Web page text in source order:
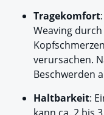
Tragekomfort
Weaving
verursachen.
Beschwerden
Haltbarkeit: